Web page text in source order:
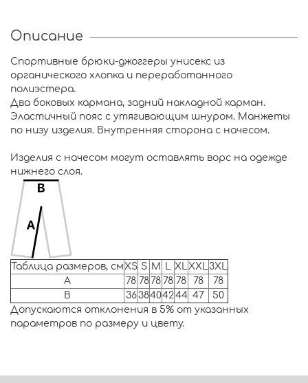
Описание
Cпортивные брюки-джоггеры унисекс из
органического хлопка и переработанного
полиэстера.
Два боковых кармана, задний накладной карман.
Эластичный пояс с утягивающим шнуром. Манжеты
по низу изделия. Внутренняя сторона с начесом.
Изделия с начесом могут оставлять ворс на одежде
нижнего слоя.
Таблица размеров, см XS S M XL XXL 3XL
A
78 7878 78 78 78
78
B
3638404244 47
50
Допускаются отклонения в 5% от указанных
параметров по размеру и цвету.